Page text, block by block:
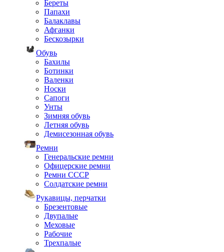
Береты
Папахи
Балаклавы
Афганки
Бескозырки
Обувь
Бахилы
Ботинки
Валенки
Носки
Сапоги
Унты
Зимняя обувь
Летняя обувь
Демисезонная обувь
Ремни
Генеральские ремни
Офицерские ремни
Ремни СССР
Солдатские ремни
Рукавицы, перчатки
Брезентовые
Двупалые
Меховые
Рабочие
Трехпалые